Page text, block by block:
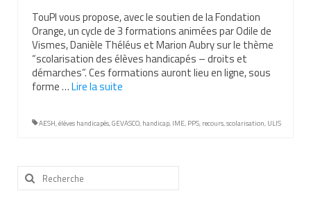
Aides municipales
Aides destinées aux fonctionnaires
Aides pour les salariés du privé
Aide exceptionnelle sécurité sociale
Aide aux démarches relatives à la
Education nationale : ASH
Scolarisation : conseils pour obtenir une
TouPI vous propose, avec le soutien de la Fondation
Orange, un cycle de 3 formations animées par Odile de
Vismes, Danièle Théléus et Marion Aubry sur le thème
“scolarisation des élèves handicapés – droits et
démarches”. Ces formations auront lieu en ligne, sous
forme …Lire la suite­­
AESH,élèves handicapés,GEVASCO, handicap, IME, PPS, recours,scolarisation, ULIS
Rechercher
: